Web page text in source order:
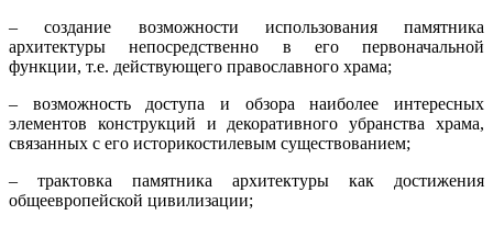
– создание возможности использования памятника
архитектуры непосредственно в его первоначальной
функции, т.е. действующего православного храма;
– возможность доступа и обзора наиболее интересных
элементов конструкций и декоративного убранства храма,
связанных с его историкостилевым существованием;
– трактовка памятника архитектуры как достижения
общеевропейской цивилизации;